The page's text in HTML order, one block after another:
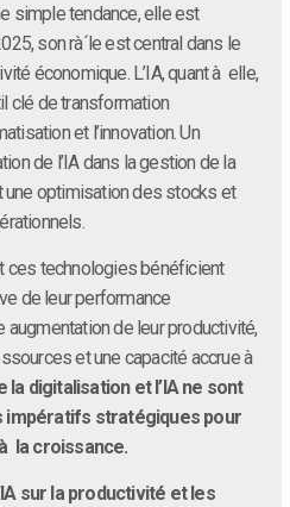
simple tendance, elle est
son rà´le est central dans le
économique. L’IA, quant à elle,
clé de transformation
et l’innovation. Un
de l’IA dans la gestion de la
une optimisation des stocks et
ces technologies bénéficient
de leur performance
augmentation de leur productivité,
et une capacité accrue à
la digitalisation et l’IA ne sont
impératifs stratégiques pour
la croissance.
sur la productivité et les